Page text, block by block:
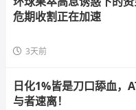
危期收割正在加速
3天前
日化1%皆是刀口舔血，
与者速离！